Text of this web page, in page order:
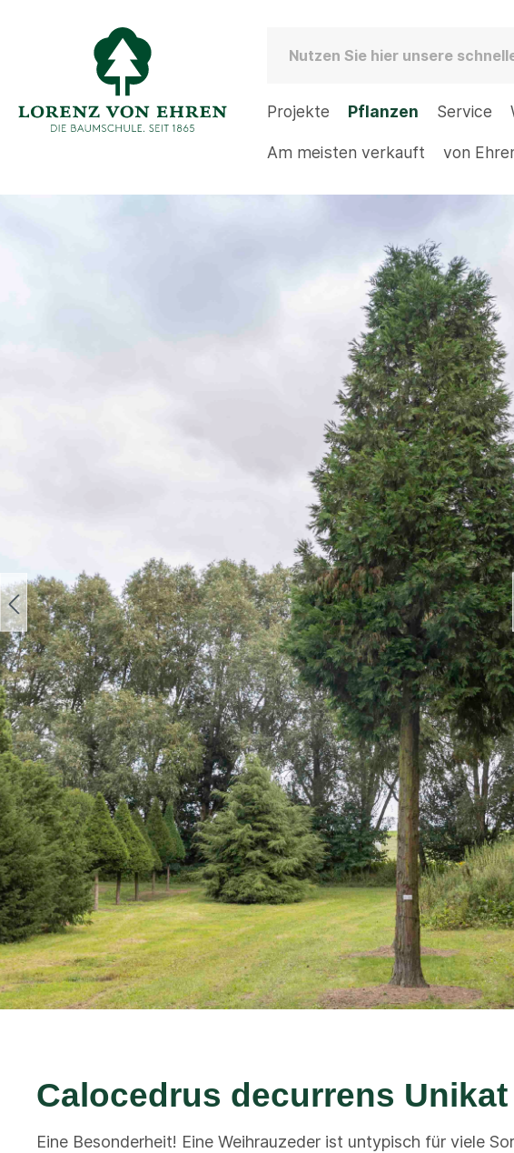
Projekte Pflanzen Service
Am meisten verkauft von
Calocedrus decurrens Unikat
Eine Besonderheit! Eine Weihrauzeder ist untypisch für viele